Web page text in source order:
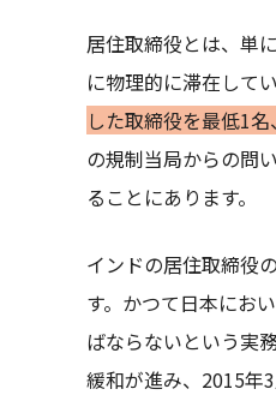
居住取締役とは、単
に物理的に滞在して
した取締役を最低1
の規制当局からの問
ることにあります。
インドの居住取締役
す。かつて日本にお
ばならないという実
緩和が進み、2015年